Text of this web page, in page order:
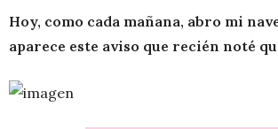
Hoy, como cada mañana, abro mi
aparece este aviso que recién noté